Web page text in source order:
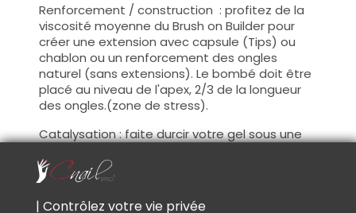
Renforcement / construction : profitez de la
viscosité moyenne du Brush on Builder pour
créer une extension avec capsule (Tips) ou
chablon ou un renforcement des ongles
naturel (sans extensions). Le bombé doit être
placé au niveau de l'apex, 2/3 de la longueur
des ongles.(zone de stress).
Catalysation : faite durcir votre gel sous une
durcissement complet.
Couche de cohésion : Après votre
| Contrôlez votre vie privée